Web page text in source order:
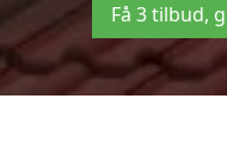
Få 3 tilbud,